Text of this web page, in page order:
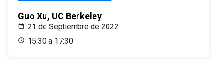
Guo Xu, UC Berkeley
21 de Septiembre de 2022
15:30 a 17:30